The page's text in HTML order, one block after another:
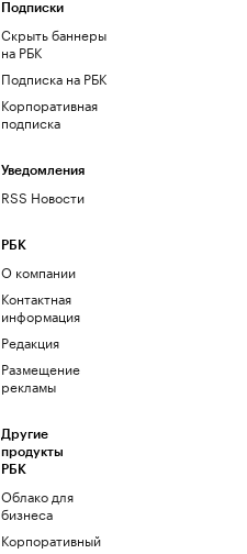
Подписки
Скрыть баннеры
на РБК
Подписка на РБК
Корпоративная
подписка
Уведомления
RSS Новости
РБК
О компании
Контактная
информация
Редакция
Размещение
рекламы
Другие
продукты
РБК
Облако для
бизнеса
Корпоративный